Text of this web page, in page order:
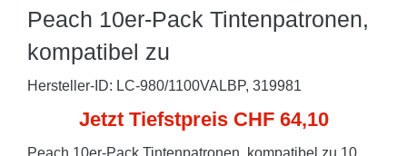
Peach 10er-Pack Tintenpatronen,
kompatibel zu
Hersteller-ID: LC-980/1100VALBP, 319981
Jetzt Tiefstpreis CHF 64,10
Peach 10er-Pack Tintenpatronen, kompatibel zu 10